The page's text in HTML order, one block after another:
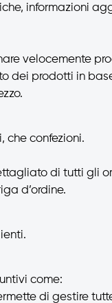
informazioni
velocemente
dei prodotti in
che confezioni.
di tutti gli
d’ordine.
come:
di gestire